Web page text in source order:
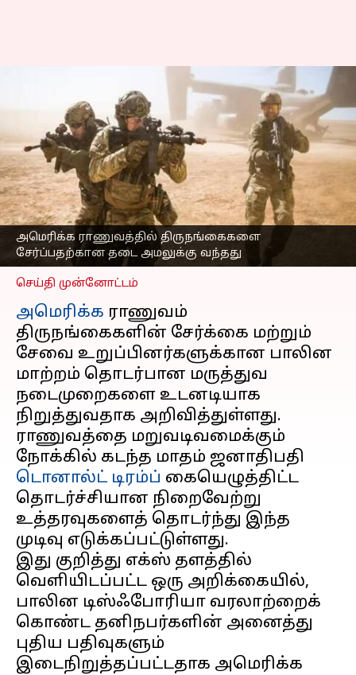
அமெரிக்க ராணுவத்தில் திருநங்கைகளை
சேர்ப்பதற்கான தடை அமலுக்கு வந்தது
ராணுவத்தில்
திருநங்கைகளை
சேர்ப்பதற்கான தடை
உத்தரவை
அமல்படுத்தியது
அமெரிக்க ராணுவம்
எழுதியவர் Sekar Chinnappan Feb 15, 2025 08:40 am
செய்தி முன்னோட்டம்
அமெரிக்க ராணுவம்
திருநங்கைகளின் சேர்க்கை மற்றும்
சேவை உறுப்பினர்களுக்கான பாலின
மாற்றம் தொடர்பான மருத்துவ
நடைமுறைகளை உடனடியாக
நிறுத்துவதாக அறிவித்துள்ளது.
ராணுவத்தை மறுவடிவமைக்கும்
நோக்கில் கடந்த மாதம் ஜனாதிபதி
டொனால்ட் டிரம்ப் கையெழுத்திட்ட
தொடர்ச்சியான நிறைவேற்று
உத்தரவுகளைத் தொடர்ந்து இந்த
முடிவு எடுக்கப்பட்டுள்ளது.
இது குறித்து எக்ஸ் தளத்தில்
வெளியிடப்பட்ட ஒரு அறிக்கையில்,
பாலின டிஸ்ஃபோரியா வரலாற்றைக்
கொண்ட தனிநபர்களின் அனைத்து
புதிய பதிவுகளும்
இடைநிறுத்தப்பட்டதாக அமெரிக்க